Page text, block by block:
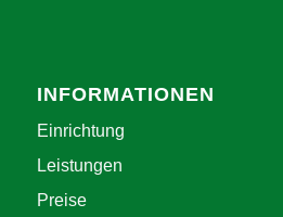
INFORMATIONEN
Einrichtung
Leistungen
Preise